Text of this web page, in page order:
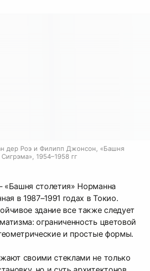
дер Роэ и Филипп Джонсон, «Башня
Сигрэма», 1954–1958 гг
столетия» Норманна
в 1987–1991 годах в Токио.
здание все также следует
ограниченность цветовой
и простые формы.
своими стеклами не только